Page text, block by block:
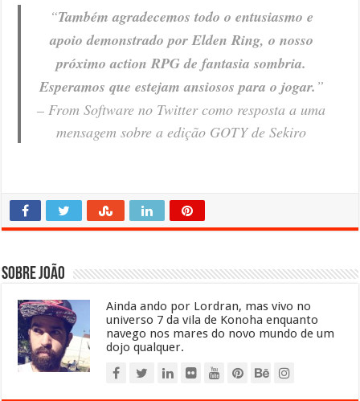
“Também agradecemos todo o entusiasmo e
apoio demonstrado por Elden Ring, o nosso
próximo action RPG de fantasia sombria.
Esperamos que estejam ansiosos para o jogar. ”
– From Software no Twitter como resposta a uma
mensagem sobre a edição GOTY de Sekiro
Sobre João
Ainda ando por Lordran, mas vivo no
universo 7 da vila de Konoha enquanto
navego nos mares do novo mundo de um
dojo qualquer.